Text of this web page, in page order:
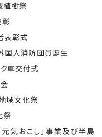
樹祭
表彰式
国人消防団員誕生
車交付式
域文化祭
祭
気おこし」事業及び半島